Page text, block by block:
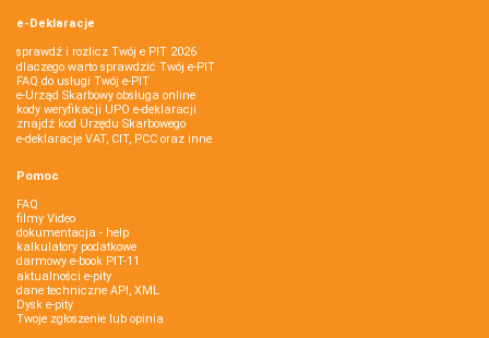
e-Deklaracje
sprawdź i rozlicz Twój e PIT 2026
dlaczego warto sprawdzić Twój e-PIT
FAQ do usługi Twój e-PIT
e-Urząd Skarbowy obsługa online
kody weryfikacji UPO e-deklaracji
znajdź kod Urzędu Skarbowego
e-deklaracje VAT, CIT, PCC oraz inne
Pomoc
FAQ
filmy Video
dokumentacja - help
kalkulatory podatkowe
darmowy e-book PIT-11
aktualności e-pity
dane techniczne API, XML
Dysk e-pity
Twoje zgłoszenie lub opinia